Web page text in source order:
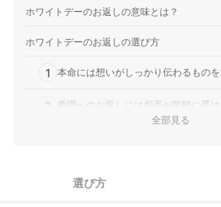
PLANQUOR｜チーズ＆ピコス 10種
モリンホールディングス｜ｍｏｒｉ
鰻楽｜うなぎ蒲焼き｜g140-5
LINDT & SPRUNGLI｜LINDOR｜リ
ガレー・ジャパン｜ナノバー｜
ホワイトデーのお返しの意味とは？
ホワイトデーのお返しの選び方
1 本命には想いがしっかり伝わるものを
2 義理へのお返しには相手が気軽に受け
義理でもお返しは大切！男性としてのマナー
全部見る
選び方